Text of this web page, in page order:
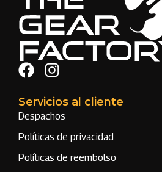
Servicios al cliente
Despachos
Políticas de privacidad
Políticas de reembolso